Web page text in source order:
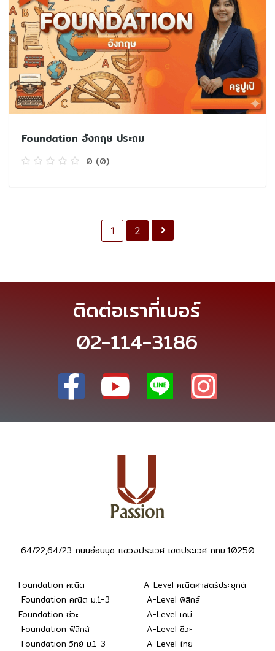
Foundation อังกฤษ ประถม
0 (0)
1 2
ติดต่อเราที่เบอร์
02-114-3186
64/22,64/23 ถนนอ่อนนุช แขวงประเวศ เขตประเวศ กทม.10250
Foundation คณิต
Foundation คณิต ม.1-3
Foundation ชีวะ
Foundation ฟิสิกส์
Foundation วิทย์ ม.1-3
A-Level คณิตศาสตร์ประยุกต์
A-Level ฟิสิกส์
A-Level เคมี
A-Level ชีวะ
A-Level ไทย